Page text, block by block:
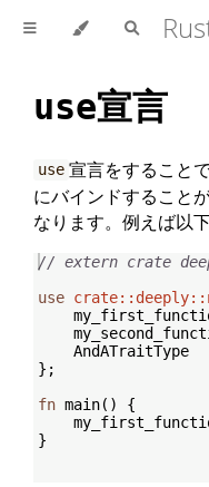
use宣言
use 宣言をすること
にバインドすること
なります。例えば以
// extern crate
use
    AndATraitType
} ;
fn main( )
{
}